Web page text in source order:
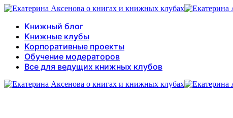
Книжный блог
Книжные клубы
Корпоративные проекты
Обучение модераторов
Все для ведущих книжных клубов